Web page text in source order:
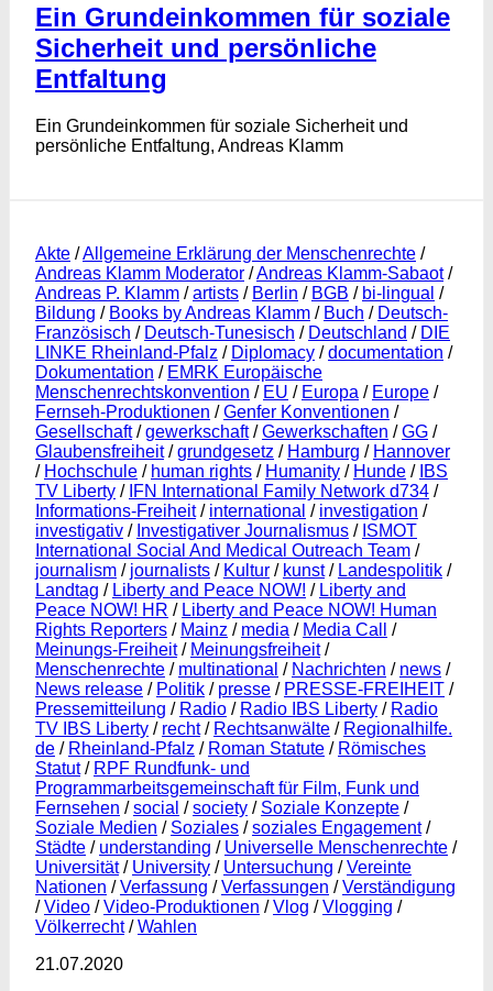
Ein Grundeinkommen für soziale
Sicherheit und persönliche
Entfaltung
Ein Grundeinkommen für soziale Sicherheit und
persönliche Entfaltung, Andreas Klamm
Akte /Allgemeine Erklärung der Menschenrechte /
Andreas Klamm Moderator /Andreas Klamm-Sabaot/
Andreas P. Klamm /artists / Berlin / BGB / bi-lingual /
Bildung / Books by Andreas Klamm / Buch / Deutsch-
Französisch / Deutsch-Tunesisch / Deutschland / DIE
LINKE Rheinland-Pfalz / Diplomacy /documentation /
Dokumentation / EMRK Europäische
Menschenrechtskonvention / EU / Europa / Europe /
Fernseh-Produktionen /Genfer Konventionen /
Gesellschaft/gewerkschaft/Gewerkschaften /GG /
Glaubensfreiheit/grundgesetz / Hamburg / Hannover
/ Hochschule / human rights / Humanity / Hunde / IBS
TV Liberty / IFN International Family Network d734 /
Informations-Freiheit/ international / investigation /
investigativ / Investigativer Journalismus / ISMOT
International Social And Medical Outreach Team /
journalism / journalists / Kultur / kunst/ Landespolitik /
Landtag / Liberty and Peace NOW! / Liberty and
Peace NOW! HR / Liberty and Peace NOW! Human
Rights Reporters / Mainz / media / Media Call
/
Meinungs-Freiheit/ Meinungsfreiheit/
Menschenrechte / multinational / Nachrichten / news /
News release / Politik / presse / PRESSE-FREIHEIT /
Pressemitteilung / Radio / Radio IBS Liberty / Radio
TV IBS Liberty / recht/ Rechtsanwälte / Regionalhilfe.
de / Rheinland-Pfalz / Roman Statute / Römisches
Statut/ RPF Rundfunk- und
Programmarbeitsgemeinschaft für Film, Funk und
Fernsehen /social /society / Soziale Konzepte /
Soziale Medien / Soziales /soziales Engagement/
Städte / understanding / Universelle Menschenrechte /
Universität/ University / Untersuchung /Vereinte
Nationen /Verfassung /Verfassungen /Verständigung
/Video /Video-Produktionen /Vlog /Vlogging /
Völkerrecht/Wahlen
21.07.2020